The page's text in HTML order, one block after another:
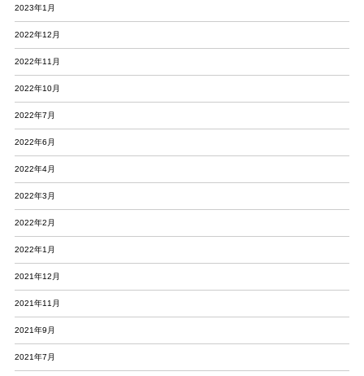
2023年1月
2022年12月
2022年11月
2022年10月
2022年7月
2022年6月
2022年4月
2022年3月
2022年2月
2022年1月
2021年12月
2021年11月
2021年9月
2021年7月